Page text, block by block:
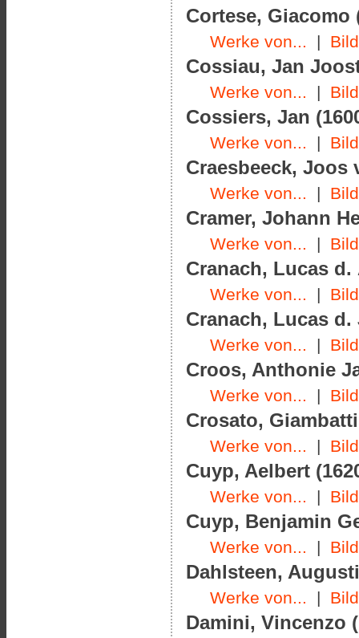
Cortese, Giacomo
Werke von... |
Cossiau, Jan
Werke von... |
Cossiers, Jan
Werke von... |
Craesbeeck, Joos
Werke von... |
Cramer, Johann
Werke von... |
Cranach, Lucas d.
Werke von... |
Cranach, Lucas d.
Werke von... |
Croos, Anthonie
Werke von... |
Crosato,
Werke von... |
Cuyp, Aelbert
Werke von... |
Cuyp, Benjamin
Werke von... |
Dahlsteen,
Werke von... |
Damini, Vincenzo